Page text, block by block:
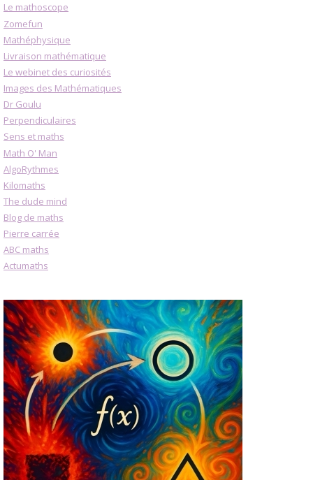
Le mathoscope
Zomefun
Mathéphysique
Livraison mathématique
Le webinet des curiosités
Images des Mathématiques
Dr Goulu
Perpendiculaires
Sens et maths
Math O' Man
AlgoRythmes
Kilomaths
The dude mind
Blog de maths
Pierre carrée
ABC maths
Actumaths